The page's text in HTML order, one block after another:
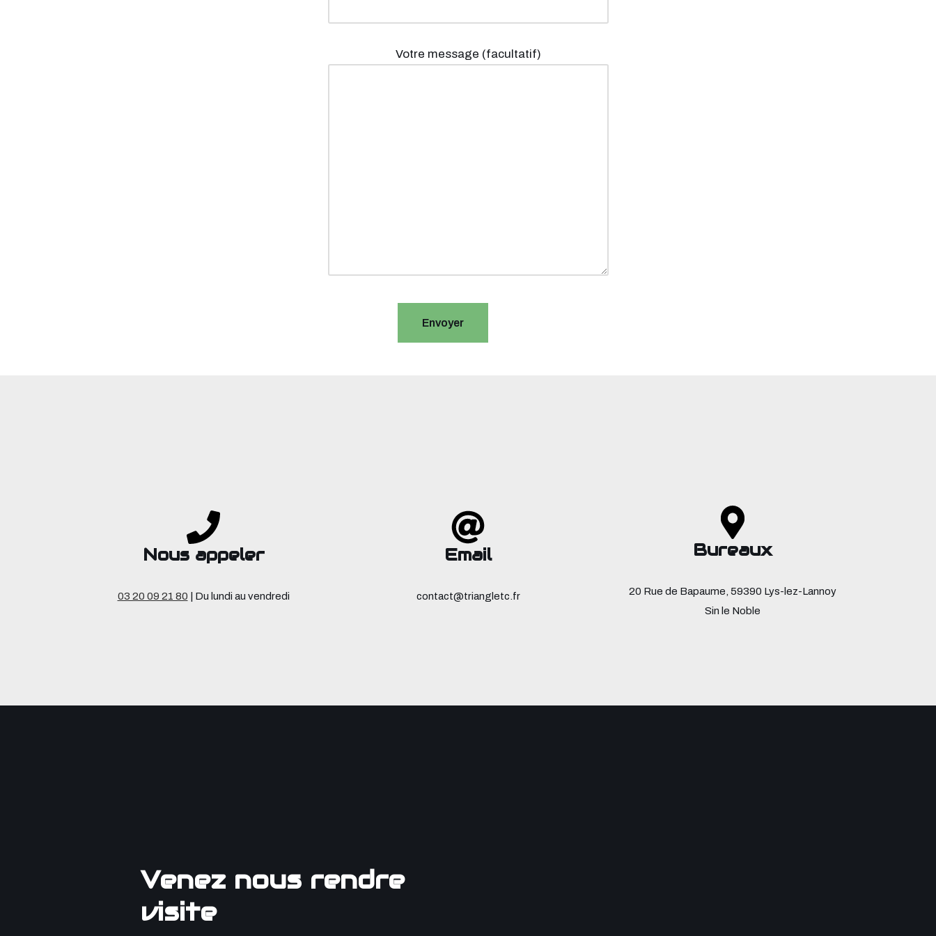
Votre message (facultatif)
Nous appeler
03 20 09 21 80 | Du lundi au vendredi
Email
contact@triangletc.fr
Bureaux
20 Rue de Bapaume, 59390 Lys-lez-Lannoy
Sin le Noble
Venez nous rendre
visite